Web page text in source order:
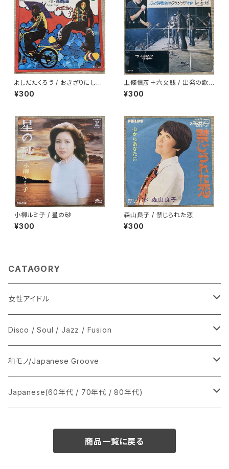
よしだたくろう / おきざりにした
悲しみは
¥300
上條恒彦＋六文銭 / 出発の歌 -
失なわれた時を求めて-
¥300
小柳ルミ子 / 星の砂
¥300
森山良子 / 禁じられた恋
¥300
CATAGORY
女性アイドル
シングル盤
あ行
か行
LP
CD
Disco / Soul / Jazz / Fusion
シングル盤
A
12インチ・シングル
和モノ/Japanese Groove
シングル盤
Japanese(60年代 / 70年代 / 80年代)
商品一覧に戻る